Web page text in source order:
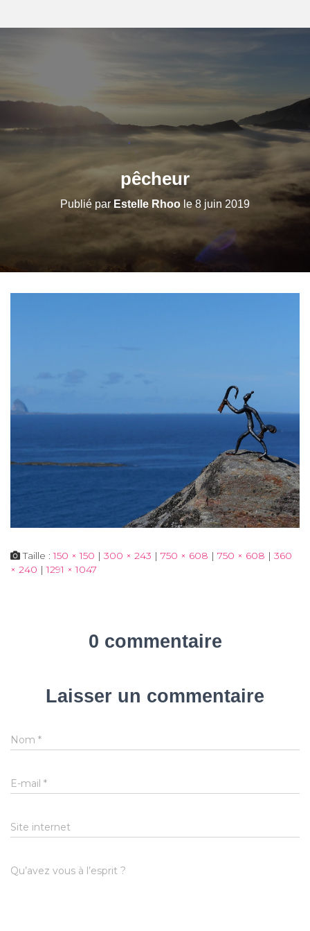
pêcheur
Publié par Estelle Rhoo le8 juin 2019
Taille :150 × 150 | 300 × 243 | 750 × 608 | 750 × 608 | 360
× 240 | 1291 × 1047
0 commentaire
Laisser un commentaire
Nom *
E-mail *
Site internet
Qu’avez vous à l’esprit ?